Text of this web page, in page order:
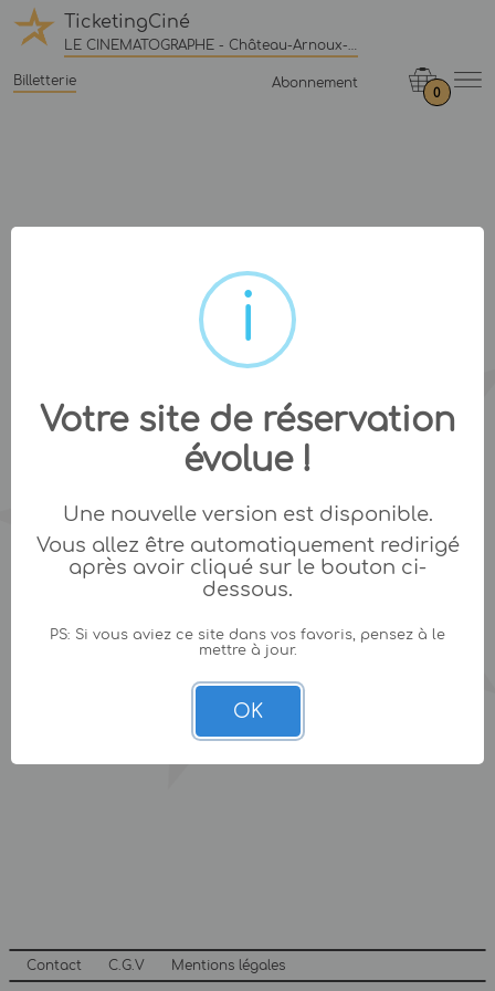
TicketingCiné
LE CINEMATOGRAPHE - Château-Arnoux-Saint-Auban
Billetterie Abonnement
0
Contact C.G.V Mentions légales
Votre site de réservation
évolue !
Une nouvelle version est disponible.
Vous allez être automatiquement redirigé
après avoir cliqué sur le bouton ci-
dessous.
PS: Si vous aviez ce site dans vos favoris, pensez à le
mettre à jour.
OK